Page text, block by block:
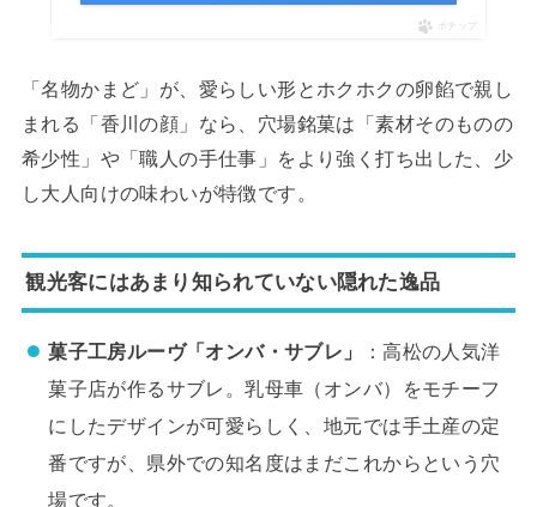
ポチップ
「名物かまど」が、愛らしい形とホクホクの卵餡で親し
まれる「香川の顔」なら、穴場銘菓は「素材そのものの
希少性」や「職人の手仕事」をより強く打ち出した、少
し大人向けの味わいが特徴です。
観光客にはあまり知られていない隠れた逸品
菓子工房ルーヴ「オンバ・サブレ」
：高松の人気洋
菓子店が作るサブレ。乳母車（オンバ）をモチーフ
にしたデザインが可愛らしく、地元では手土産の定
番ですが、県外での知名度はまだこれからという穴
場です。